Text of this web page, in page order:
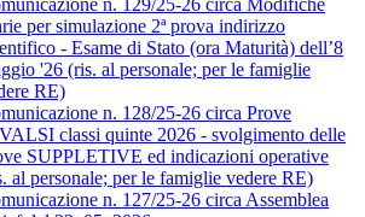
n. 129/25-26 circa Modifiche
per simulazione 2ª prova indirizzo
- Esame di Stato (ora Maturità) dell’8
'26 (ris. al personale; per le famiglie
RE)
n. 128/25-26 circa Prove
classi quinte 2026 - svolgimento delle
SUPPLETIVE ed indicazioni operative
al personale; per le famiglie vedere RE)
n. 127/25-26 circa Assemblea